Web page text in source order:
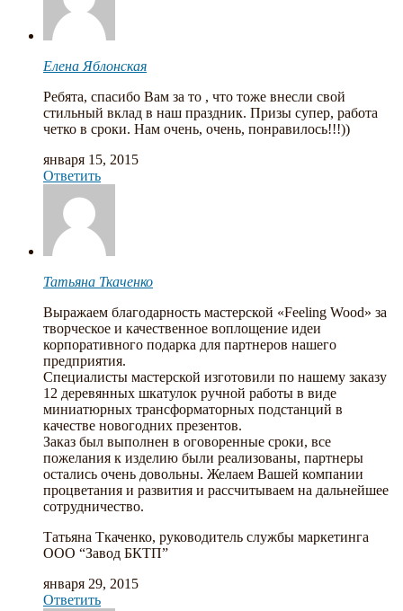
Елена Яблонская
Ребята, спасибо Вам за то , что тоже внесли свой
стильный вклад в наш праздник. Призы супер, работа
четко в сроки. Нам очень, очень, понравилось!!!))
января 15, 2015
Ответить
Татьяна Ткаченко
Выражаем благодарность мастерской «Feeling Wood» за
творческое и качественное воплощение идеи
корпоративного подарка для партнеров нашего
предприятия.
Специалисты мастерской изготовили по нашему заказу
12 деревянных шкатулок ручной работы в виде
миниатюрных трансформаторных подстанций в
качестве новогодних презентов.
Заказ был выполнен в оговоренные сроки, все
пожелания к изделию были реализованы, партнеры
остались очень довольны. Желаем Вашей компании
процветания и развития и рассчитываем на дальнейшее
сотрудничество.
Татьяна Ткаченко, руководитель службы маркетинга
ООО “Завод БКТП”
января 29, 2015
Ответить